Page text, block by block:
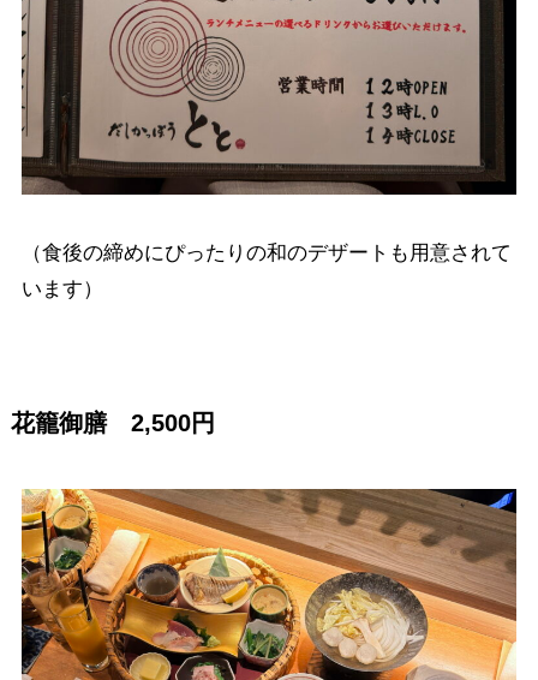
（食後の締めにぴったりの和のデザートも用意されて
います）
花籠御膳 2,500円